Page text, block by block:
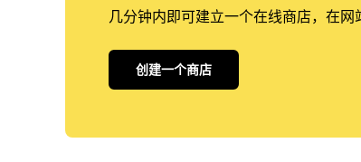
几分钟内即可建立一个在线商店，在网
创建一个商店